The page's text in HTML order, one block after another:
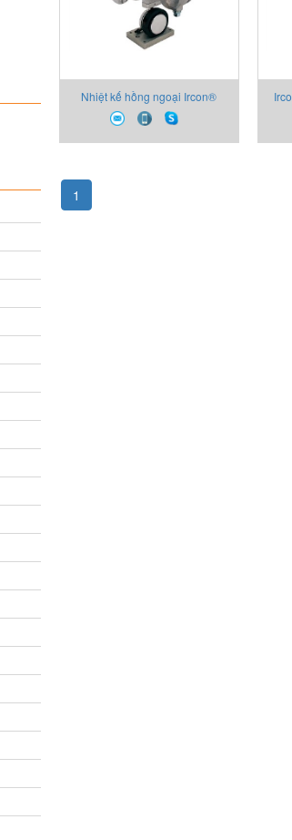
Nhiệt kế hồng ngoại Ircon®
Modline® 7
1